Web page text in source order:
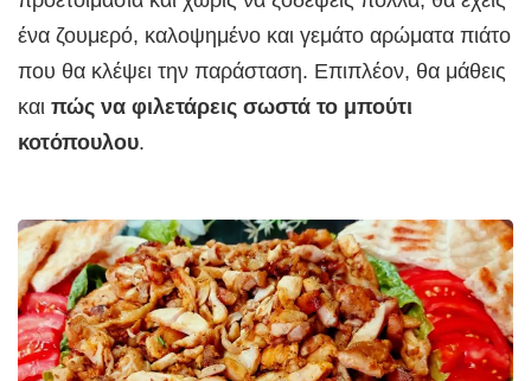
ένα ζουμερό, καλοψημένο και γεμάτο αρώματα πιάτο
που θα κλέψει την παράσταση. Επιπλέον, θα μάθεις
και πώς να φιλετάρεις σωστά το μπούτι
κοτόπουλου.